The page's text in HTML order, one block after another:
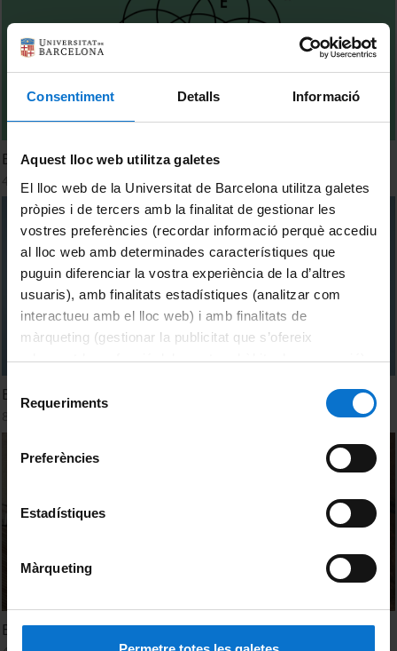
Consentiment Detalls Informació
Aquest lloc web utilitza galetes
El lloc web de la Universitat de Barcelona utilitza galetes
pròpies i de tercers amb la finalitat de gestionar les
vostres preferències (recordar informació perquè accediu
al lloc web amb determinades característiques que
puguin diferenciar la vostra experiència de la d’altres
usuaris), amb finalitats estadístiques (analitzar com
interactueu amb el lloc web) i amb finalitats de
màrqueting (gestionar la publicitat que s’ofereix
adequant-la en funció dels vostres hàbits de navegació).
consultar laPolítica de galetes del lloc web de la
Requeriments
Preferències
Estadístiques
Màrqueting
Barcelona Pensa 2019
4 Noviembre, 2019
Barcelona Pensa 2018
8 Noviembre, 2018
Barcelona Pensa 2016